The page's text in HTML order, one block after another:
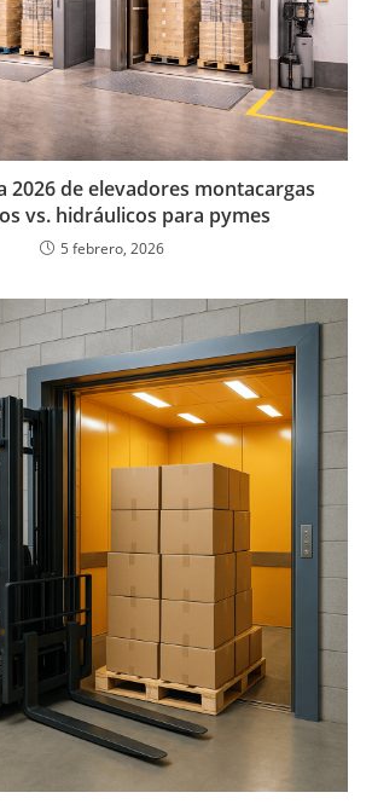
2026 de elevadores montacargas
vs. hidráulicos para pymes
5 febrero, 2026